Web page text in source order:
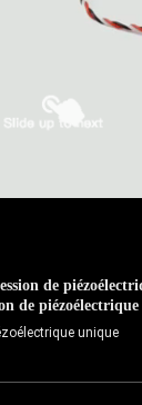
de
de piézoélectrique
unique